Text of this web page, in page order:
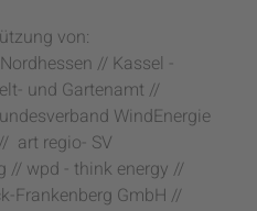
von:
// Kassel -
und Gartenamt //
WindEnergie
art regio- SV
// wpd - think energy //
Frankenberg GmbH //